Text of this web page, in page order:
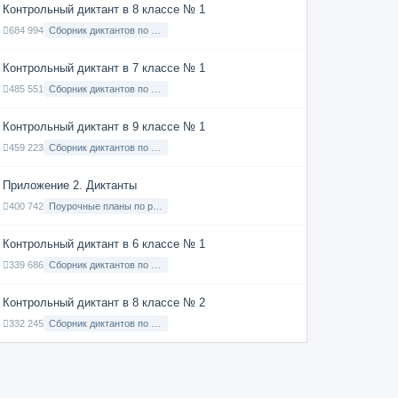
Контрольный диктант в 8 классе № 1
684 994
Контрольный диктант в 7 классе № 1
485 551
Контрольный диктант в 9 классе № 1
459 223
Приложение 2. Диктанты
400 742
Контрольный диктант в 6 классе № 1
339 686
Контрольный диктант в 8 классе № 2
332 245